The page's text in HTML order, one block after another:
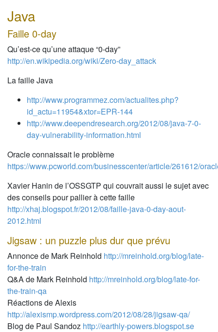
Java
Faille 0-day
Qu’est-ce qu’une attaque “0-day”
http://en.wikipedia.org/wiki/Zero-day_attack
La faille Java
http://www.programmez.com/actualites.php?
id_actu=11954&xtor=EPR-144
http://www.deependresearch.org/2012/08/java-7-0-
day-vulnerability-information.html
Oracle connaissait le problème
https://www.pcworld.com/businesscenter/article/261612/
Xavier Hanin de l’OSSGTP qui couvrait aussi le sujet avec
des conseils pour pallier à cette faille
http://xhaj.blogspot.fr/2012/08/faille-java-0-day-aout-
2012.html
Jigsaw : un puzzle plus dur que prévu
Annonce de Mark Reinhold http://mreinhold.org/blog/late-
for-the-train
Q&A de Mark Reinhold http://mreinhold.org/blog/late-for-
the-train-qa
Réactions de Alexis
http://alexismp.wordpress.com/2012/08/28/jigsaw-qa/
Blog de Paul Sandoz http://earthly-powers.blogspot.se